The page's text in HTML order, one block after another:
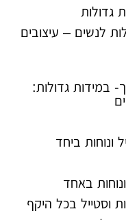
– עיצובים
גדולות:
ביחד
באחד
בכל היקף